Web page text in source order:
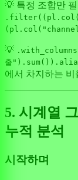
💡 특정 조합만
💡
출
에서 차지하는
5. 시계열
누적 분석
시작하며